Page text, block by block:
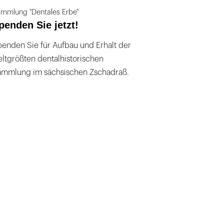
"Dentales Erbe"
Sie jetzt!
Sie für Aufbau und Erhalt der
dentalhistorischen
im sächsischen Zschadraß.